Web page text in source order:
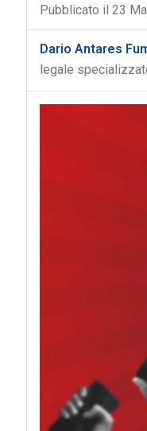
Pubblicato il 23
Dario Antares
legale